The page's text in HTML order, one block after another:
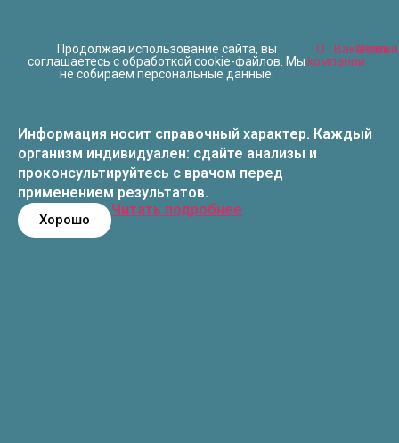
Продолжая использование сайта, вы
соглашаетесь с обработкой cookie-файлов. Мы
не собираем персональные данные.
О
компании
Вакансии
Статьи
Информация носит справочный характер. Каждый
организм индивидуален: сдайте анализы и
проконсультируйтесь с врачом перед
применением результатов.
Хорошо
Читать подробнее